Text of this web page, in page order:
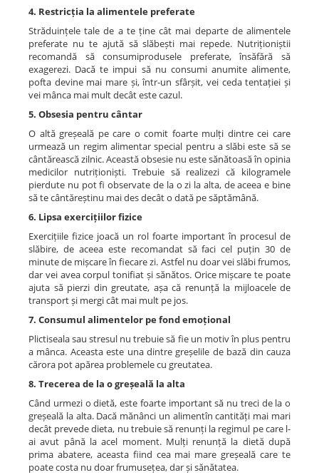
4. Restricția la alimentele preferate
Străduințele tale de a te ține cât mai departe de alimentele
preferate nu te ajută să slăbești mai repede. Nutriționiștii
recomandă să consumiprodusele preferate, însăfără să
exagerezi. Dacă te impui să nu consumi anumite alimente,
pofta devine mai mare și, într-un sfârșit, vei ceda tentației și
vei mânca mai mult decât este cazul.
5. Obsesia pentru cântar
O altă greșeală pe care o comit foarte mulți dintre cei care
urmează un regim alimentar special pentru a slăbi este să se
cântărească zilnic. Această obsesie nu este sănătoasă în opinia
medicilor nutriționiști. Trebuie să realizezi că kilogramele
pierdute nu pot fi observate de la o zi la alta, de aceea e bine
să te cântăreștinu mai des decât o dată pe săptămână.
6. Lipsa exercițiilor fizice
Exercițiile fizice joacă un rol foarte important în procesul de
slăbire, de aceea este recomandat să faci cel puțin 30 de
minute de mișcare în fiecare zi. Astfel nu doar vei slăbi frumos,
dar vei avea corpul tonifiat și sănătos. Orice mișcare te poate
ajuta să pierzi din greutate, așa că renunță la mijloacele de
transport și mergi cât mai mult pe jos.
7. Consumul alimentelor pe fond emoțional
Plictiseala sau stresul nu trebuie să fie un motiv în plus pentru
a mânca. Aceasta este una dintre greșelile de bază din cauza
cărora pot apărea problemele cu greutatea.
8. Trecerea de la o greșeală la alta
Când urmezi o dietă, este foarte important să nu treci de la o
greșeală la alta. Dacă mănânci un alimentîn cantități mai mari
decât prevede dieta, nu trebuie să renunți la regimul pe care l-
ai avut până la acel moment. Mulți renunță la dietă după
prima abatere, aceasta fiind cea mai mare greșeală care te
poate costa nu doar frumusețea, dar și sănătatea.